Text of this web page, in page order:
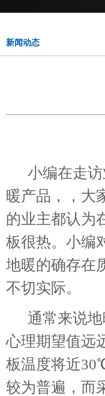
新闻动态
小编在走访
暖产品，，大
的业主都认为
板很热。小编
地暖的确存在
不切实际。
通常来说地
心理期望值远
板温度将近
较为普遍，而